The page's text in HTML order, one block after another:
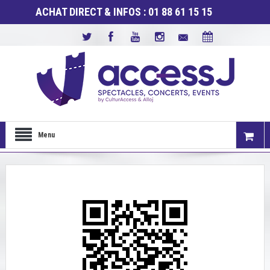
ACHAT DIRECT & INFOS : 01 88 61 15 15
Menu